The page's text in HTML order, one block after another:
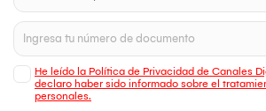
He leído la Política de Privacidad de Canales
declaro haber sido informado sobre el
personales.